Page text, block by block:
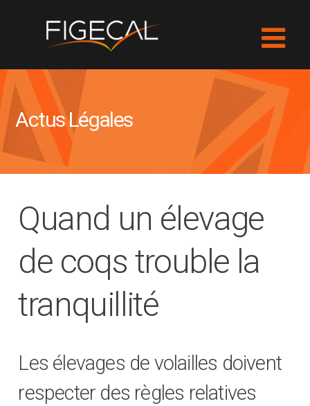
Actus Légales
Quand un élevage
de coqs trouble la
tranquillité
Les élevages de volailles doivent
respecter des règles relatives